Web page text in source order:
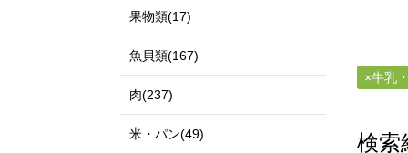
牛乳
検索
果物類(17)
魚貝類(167)
肉(237)
米・パン(49)